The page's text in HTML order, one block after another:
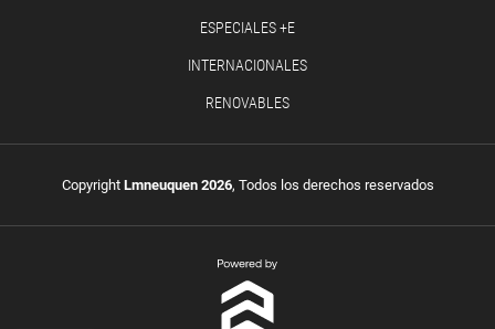
ESPECIALES +E
INTERNACIONALES
RENOVABLES
Copyright Lmneuquen 2026, Todos los derechos reservados